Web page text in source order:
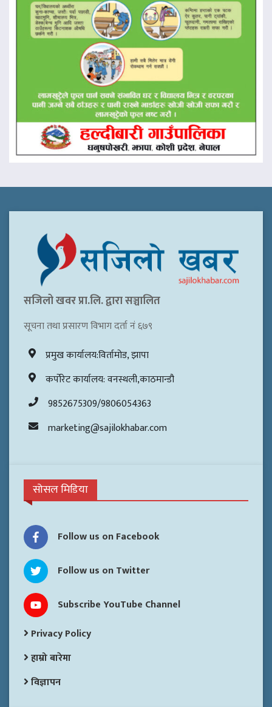
सजिलो खवर प्रा.लि. द्वारा सञ्चालित
सूचना तथा प्रसारण विभाग दर्ता नं ६७९
प्रमुख कार्यालय:विर्तामोड, झापा
कर्पोरेट कार्यालय: वनस्थली,काठमान्डौ
9852675309/9806054363
marketing@sajilokhabar.com
सोसल मिडिया
Follow us on Facebook
Follow us on Twitter
Subscribe YouTube Channel
Privacy Policy
हाम्रो बारेमा
विज्ञापन